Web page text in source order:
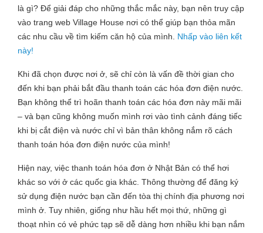
là gì? Để giải đáp cho những thắc mắc này, bạn nên truy cập
vào trang web Village House nơi có thể giúp bạn thỏa mãn
các nhu cầu về tìm kiếm căn hộ của mình. Nhấp vào liên kết
này!
Khi đã chọn được nơi ở, sẽ chỉ còn là vấn đề thời gian cho
đến khi bạn phải bắt đầu thanh toán các hóa đơn điện nước.
Bạn không thể trì hoãn thanh toán các hóa đơn này mãi mãi
– và bạn cũng không muốn mình rơi vào tình cảnh đáng tiếc
khi bị cắt điện và nước chỉ vì bản thân không nắm rõ cách
thanh toán hóa đơn điện nước của mình!
Hiện nay, việc thanh toán hóa đơn ở Nhật Bản có thể hơi
khác so với ở các quốc gia khác. Thông thường để đăng ký
sử dụng điện nước bạn cần đến tòa thị chính địa phương nơi
mình ở. Tuy nhiên, giống như hầu hết mọi thứ, những gì
thoạt nhìn có vẻ phức tạp sẽ dễ dàng hơn nhiều khi bạn nắm